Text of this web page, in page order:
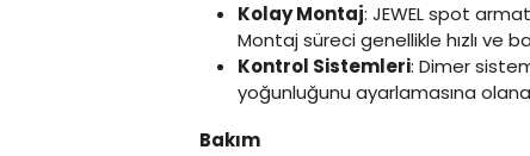
Kolay Montaj: JEWEL spot
Montaj süreci genellikle hızlı ve
Kontrol Sistemleri: Dimer
yoğunluğunu ayarlamasına
Bakım